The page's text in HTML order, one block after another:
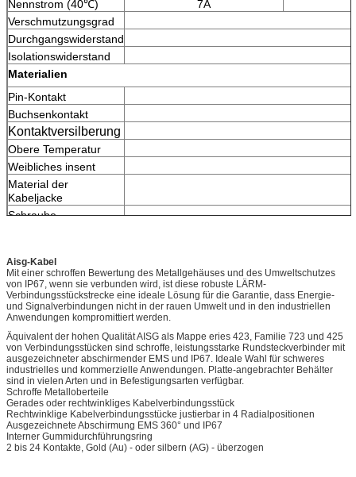
Nennstrom (40℃)
7A
Verschmutzungsgrad
Durchgangswiderstand
Isolationswiderstand
Materialien
Pin-Kontakt
Buchsenkontakt
Kontaktversilberung
Obere Temperatur
Weibliches insent
Material der
Kabeljacke
Schraube
Aisg-Kabel
Mit einer schroffen Bewertung des Metallgehäuses und des Umweltschutzes
von IP67, wenn sie verbunden wird, ist diese robuste LÄRM-
Verbindungsstückstrecke eine ideale Lösung für die Garantie, dass Energie-
und Signalverbindungen nicht in der rauen Umwelt und in den industriellen
Anwendungen kompromittiert werden.
Äquivalent der hohen Qualität AISG als Mappe eries 423, Familie 723 und 425
von Verbindungsstücken sind schroffe, leistungsstarke Rundsteckverbinder mit
ausgezeichneter abschirmender EMS und IP67. Ideale Wahl für schweres
industrielles und kommerzielle Anwendungen. Platte-angebrachter Behälter
sind in vielen Arten und in Befestigungsarten verfügbar.
Schroffe Metalloberteile
Gerades oder rechtwinkliges Kabelverbindungsstück
Rechtwinklige Kabelverbindungsstücke justierbar in 4 Radialpositionen
Ausgezeichnete Abschirmung EMS 360° und IP67
Interner Gummidurchführungsring
2 bis 24 Kontakte, Gold (Au) - oder silbern (AG) - überzogen